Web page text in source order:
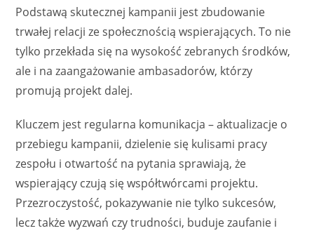
Podstawą skutecznej kampanii jest zbudowanie
trwałej relacji ze społecznością wspierających. To nie
tylko przekłada się na wysokość zebranych środków,
ale i na zaangażowanie ambasadorów, którzy
promują projekt dalej.
Kluczem jest regularna komunikacja – aktualizacje o
przebiegu kampanii, dzielenie się kulisami pracy
zespołu i otwartość na pytania sprawiają, że
wspierający czują się współtwórcami projektu.
Przezroczystość, pokazywanie nie tylko sukcesów,
lecz także wyzwań czy trudności, buduje zaufanie i